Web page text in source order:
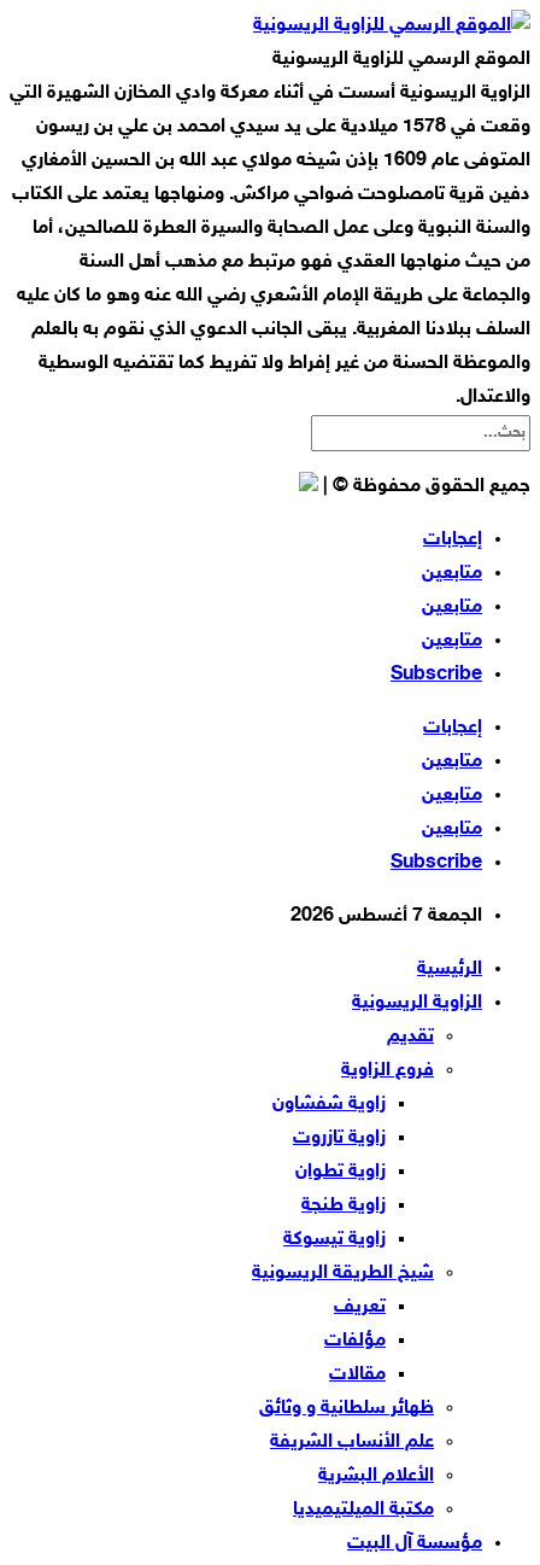
الموقع الرسمي للزاوية الريسونية
الزاوية الريسونية أسست في أثناء معركة وادي المخازن الشهيرة التي
وقعت في 1578 ميلادية على يد سيدي امحمد بن علي بن ريسون
المتوفى عام 1609 بإذن شيخه مولاي عبد الله بن الحسين الأمغاري
دفين قرية تامصلوحت ضواحي مراكش. ومنهاجها يعتمد على الكتاب
والسنة النبوية وعلى عمل الصحابة والسيرة العطرة للصالحين، أما
من حيث منهاجها العقدي فهو مرتبط مع مذهب أهل السنة
والجماعة على طريقة الإمام الأشعري رضي الله عنه وهو ما كان عليه
السلف ببلادنا المغربية. يبقى الجانب الدعوي الذي نقوم به بالعلم
والموعظة الحسنة من غير إفراط ولا تفريط كما تقتضيه الوسطية
والاعتدال.
جميع الحقوق محفوظة © |
إعجابات
متابعين
متابعين
متابعين
Subscribe
إعجابات
متابعين
متابعين
متابعين
Subscribe
الجمعة 7 أغسطس 2026
الرئيسية
الزاوية الريسونية
تقديم
فروع الزاوية
زاوية شفشاون
زاوية تازروت
زاوية تطوان
زاوية طنجة
زاوية تيسوكة
شيخ الطريقة الريسونية
تعريف
مؤلفات
مقالات
ظهائر سلطانية و وثائق
علم الأنساب الشريفة
الأعلام البشرية
مكتبة الميلتيميديا
مؤسسة آل البيت